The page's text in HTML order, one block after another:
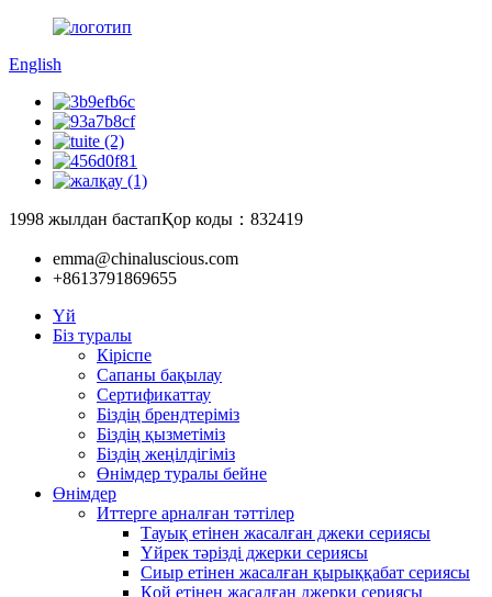
English
1998 жылдан бастапҚор коды：832419
emma@chinaluscious.com
+8613791869655
Үй
Біз туралы
Кіріспе
Сапаны бақылау
Сертификаттау
Біздің брендтеріміз
Біздің қызметіміз
Біздің жеңілдігіміз
Өнімдер туралы бейне
Өнімдер
Иттерге арналған тәттілер
Тауық етінен жасалған джеки сериясы
Үйрек тәрізді джерки сериясы
Сиыр етінен жасалған қырыққабат сериясы
Қой етінен жасалған джерки сериясы